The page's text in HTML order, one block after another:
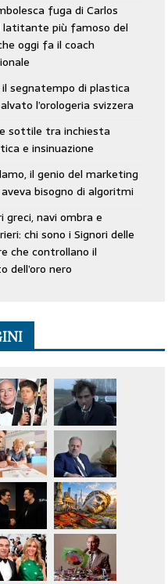
fuga di Carlos
latitante più famoso del
oggi fa il coach
segnatempo di plastica
l’orologeria svizzera
sottile tra inchiesta
e insinuazione
il genio del marketing
bisogno di algoritmi
greci, navi ombra e
chi sono i Signori delle
che controllano il
dell’oro nero